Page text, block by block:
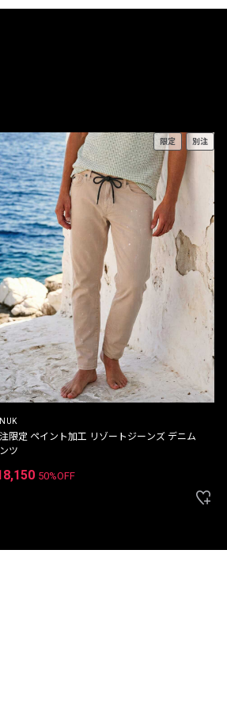
ンド
限定 別注
限定 ペイント加工 リゾートジーンズ デニム
ツ
50%OFF